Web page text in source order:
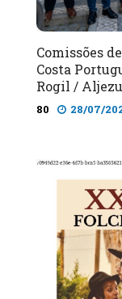
Comissões
Costa
Rogil /
80 28/07/